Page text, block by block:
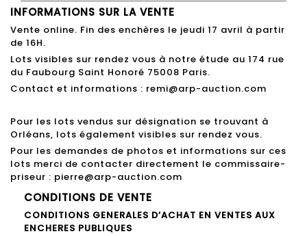
INFORMATIONS SUR LA VENTE
Vente online. Fin des enchères le jeudi 17 avril à partir
de 16H.
Lots visibles sur rendez vous à notre étude au 174 rue
du Faubourg Saint Honoré 75008 Paris.
Contact et informations : remi@arp-auction.com
Pour les lots vendus sur désignation se trouvant à
Orléans, lots également visibles sur rendez vous.
Pour les demandes de photos et informations sur ces
lots merci de contacter directement le commissaire-
priseur : pierre@arp-auction.com
CONDITIONS DE VENTE
CONDITIONS GENERALES D’ACHAT EN VENTES AUX
ENCHERES PUBLIQUES